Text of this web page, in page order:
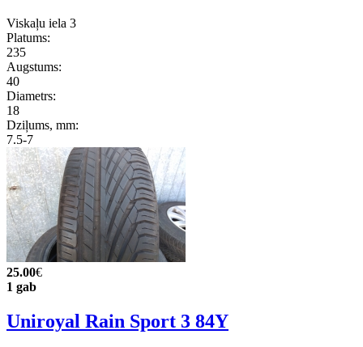
Viskaļu iela 3
Platums:
235
Augstums:
40
Diametrs:
18
Dziļums, mm:
7.5-7
25.00€
1 gab
Uniroyal Rain Sport 3 84Y